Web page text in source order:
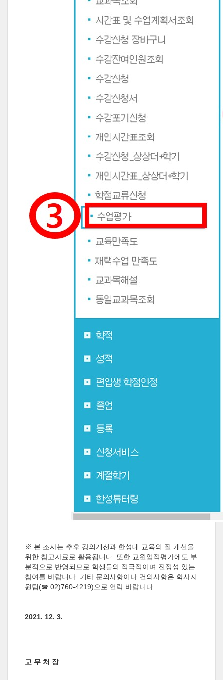
※ 본 조사는 추후 강의개선과 한성대 교육의 질 개선을
위한 참고자료로 활용됩니다. 또한 교원업적평가에도 부
분적으로 반영되므로 학생들의 적극적이며 진정성 있는
참여를 바랍니다. 기타 문의사항이나 건의사항은 학사지
원팀(☎ 02)760-4219)으로 연락 바랍니다.
2021. 12. 3.
교 무 처 장